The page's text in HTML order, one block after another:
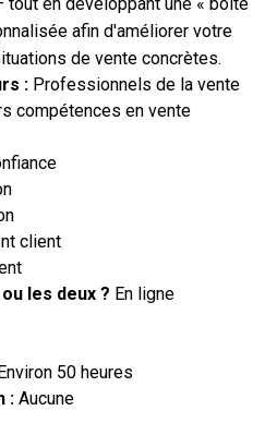
en développant une « boîte
afin d'améliorer votre
de vente concrètes.
: Professionnels de la vente
compétences en vente
client
les deux ? En ligne
Environ 50 heures
: Aucune